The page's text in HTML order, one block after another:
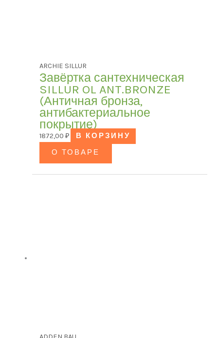
ARCHIE SILLUR
Завёртка сантехническая
SILLUR OL ANT.BRONZE
(Античная бронза,
антибактериальное
покрытие)
1872,00 ₽
В КОРЗИНУ
О ТОВАРЕ